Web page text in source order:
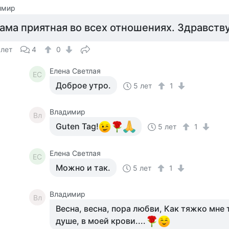
приятная во всех отношениях.
4 0
ЕС Елена Светлая
Доброе утро. 5 лет 1
Вл Владимир
Guten Tag! 5 лет 1
ЕС Елена Светлая
Можно и так. 5 лет 1
Вл Владимир
Весна, весна, пора любви, Как тяжко мне
душе, в моей крови....